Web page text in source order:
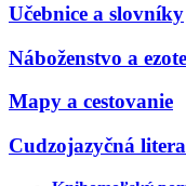
Učebnice a slovníky
Náboženstvo a
Mapy a cestovanie
Cudzojazyčná